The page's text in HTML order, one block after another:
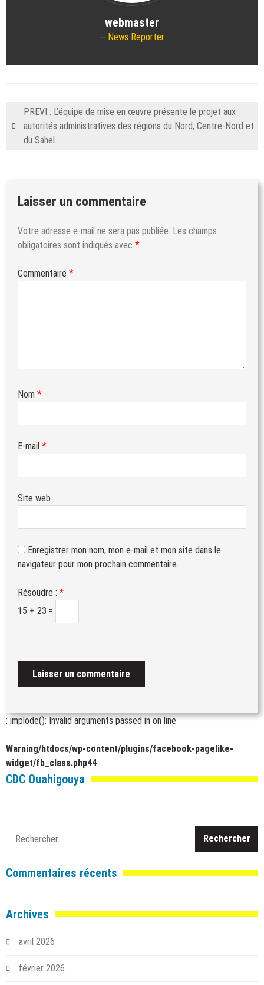
webmaster
News Reporter
PREVI : L’équipe de mise en œuvre présente le projet aux
autorités administratives des régions du Nord, Centre-Nord et
du Sahel.
Laisser un commentaire
Votre adresse e-mail ne sera pas publiée. Les champs
obligatoires sont indiqués avec *
Commentaire *
Nom *
E-mail *
Site web
Enregistrer mon nom, mon e-mail et mon site dans le
navigateur pour mon prochain commentaire.
Résoudre : *
15 + 23 =
: implode(): Invalid arguments passed inon line
Warning/htdocs/wp-content/plugins/facebook-pagelike-
widget/fb_class.php44
CDC Ouahigouya
Commentaires récents
Archives
avril 2026
février 2026